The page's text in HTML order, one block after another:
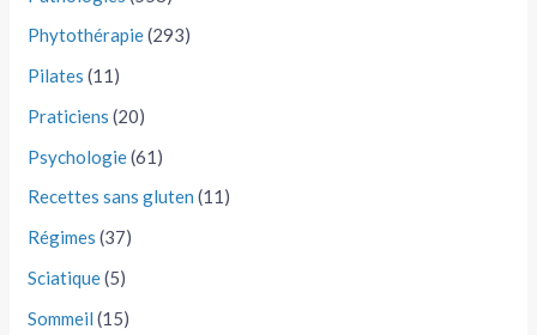
Phytothérapie(293)
Pilates (11)
Praticiens (20)
Psychologie(61)
Recettes sans gluten (11)
Régimes (37)
Sciatique(5)
Sommeil (15)